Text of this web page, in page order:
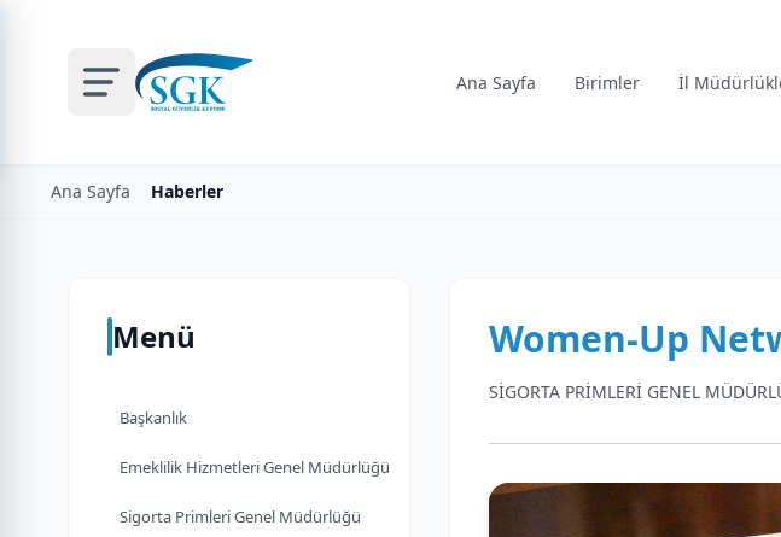
Ana Sayfa Birimler İl
Ana Sayfa Haberler
Menü
Başkanlık
Emeklilik Hizmetleri Genel Müdürlüğü
Sigorta Primleri Genel Müdürlüğü
Women-Up
SİGORTA PRİMLERİ GENEL